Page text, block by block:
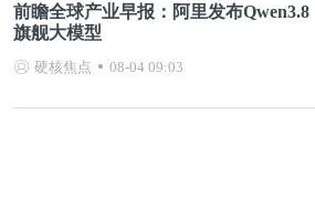
前瞻全球产业早报：阿里发布Qwen3.8
旗舰大模型
硬核焦点 08-04 09:03